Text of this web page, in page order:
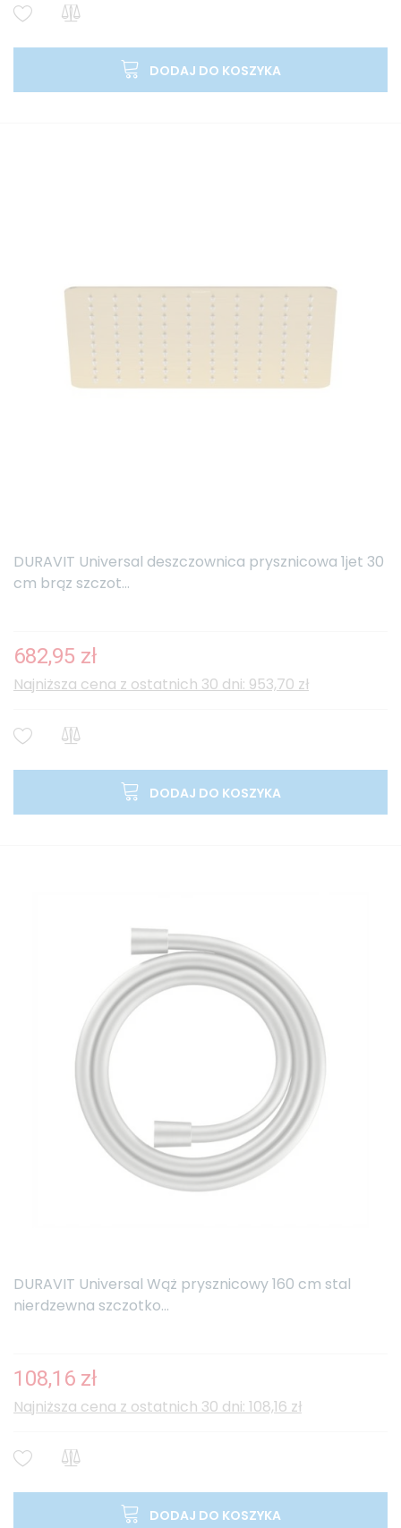
DODAJ DO KOSZYKA
DURAVIT Universal deszczownica prysznicowa 1jet 30
cm brąz szczot...
682,95 zł
Najniższa cena z ostatnich 30 dni: 953,70 zł
DODAJ DO KOSZYKA
DURAVIT Universal Wąż prysznicowy 160 cm stal
nierdzewna szczotko...
108,16 zł
Najniższa cena z ostatnich 30 dni: 108,16 zł
DODAJ DO KOSZYKA